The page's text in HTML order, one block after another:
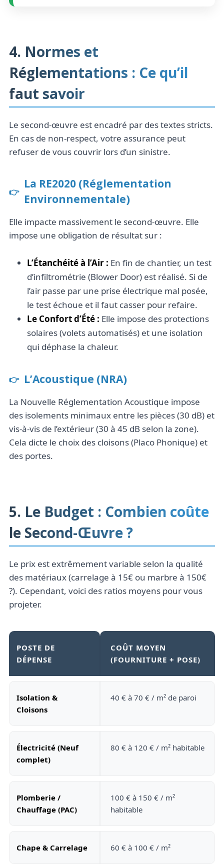
4. Normes et
Réglementations : Ce qu’il
faut savoir
Le second-œuvre est encadré par des textes stricts.
En cas de non-respect, votre assurance peut
refuser de vous couvrir lors d’un sinistre.
La RE2020 (Réglementation
Environnementale)
Elle impacte massivement le second-œuvre. Elle
impose une obligation de résultat sur :
L’Étanchéité à l’Air : En fin de chantier, un test
d’infiltrométrie (Blower Door) est réalisé. Si de
l’air passe par une prise électrique mal posée,
le test échoue et il faut casser pour refaire.
Le Confort d’Été : Elle impose des protections
solaires (volets automatisés) et une isolation
qui déphase la chaleur.
L’Acoustique (NRA)
La Nouvelle Réglementation Acoustique impose
des isolements minimaux entre les pièces (30 dB) et
vis-à-vis de l’extérieur (30 à 45 dB selon la zone).
Cela dicte le choix des cloisons (Placo Phonique) et
des portes.
5. Le Budget : Combien coûte
le Second-Œuvre ?
Le prix est extrêmement variable selon la qualité
des matériaux (carrelage à 15€ ou marbre à 150€
?). Cependant, voici des ratios moyens pour vous
projeter.
POSTE DE
DÉPENSE
COÛT MOYEN
(FOURNITURE + POSE)
Isolation &
Cloisons
40 € à 70 € / m² de paroi
Électricité (Neuf
complet)
80 € à 120 € / m² habitable
Plomberie /
Chauffage (PAC)
100 € à 150 € / m²
habitable
Chape & Carrelage 60 € à 100 € / m²